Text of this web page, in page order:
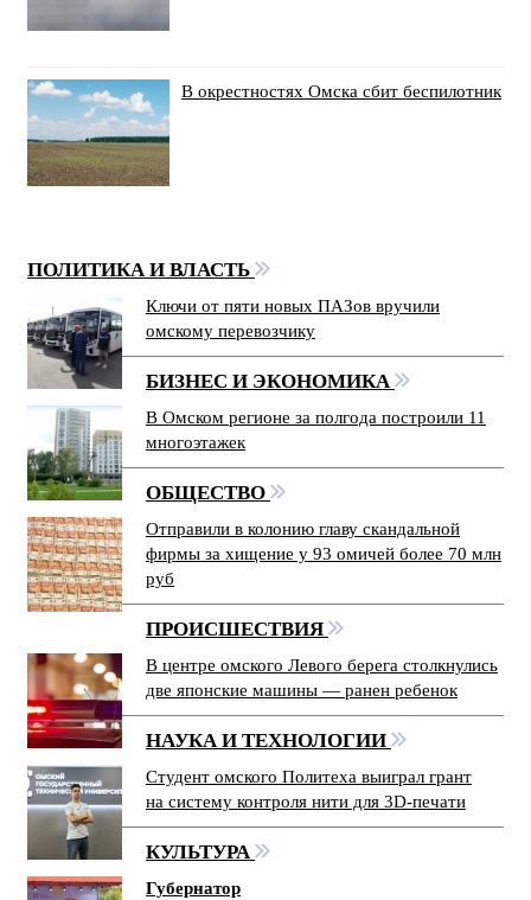
В окрестностях Омска сбит беспилотник
ПОЛИТИКА И ВЛАСТЬ
Ключи от пяти новых ПАЗов вручили
омскому перевозчику
БИЗНЕС И ЭКОНОМИКА
В Омском регионе за полгода построили 11
многоэтажек
ОБЩЕСТВО
Отправили в колонию главу скандальной
фирмы за хищение у 93 омичей более 70 млн
руб
ПРОИСШЕСТВИЯ
В центре омского Левого берега столкнулись
две японские машины — ранен ребенок
НАУКА И ТЕХНОЛОГИИ
Студент омского Политеха выиграл грант
на систему контроля нити для 3D-печати
КУЛЬТУРА
Губернатор